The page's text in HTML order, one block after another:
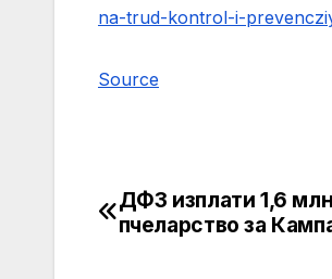
na-trud-kontrol-i-
Source
Post
ДФЗ изплати 1,6
пчеларство за